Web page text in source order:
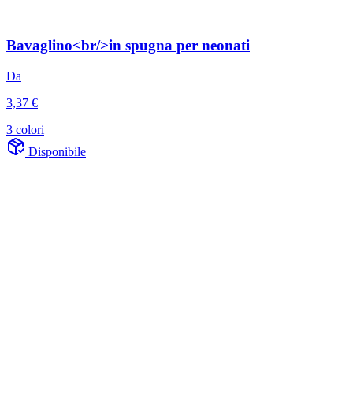
Bavaglino<br/>in spugna per neonati
Da
3,37 €
3 colori
Disponibile